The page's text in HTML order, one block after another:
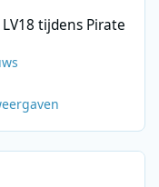
tijdens Pirate